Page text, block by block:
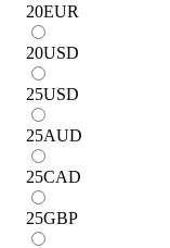
20EUR
20USD
25USD
25AUD
25CAD
25GBP